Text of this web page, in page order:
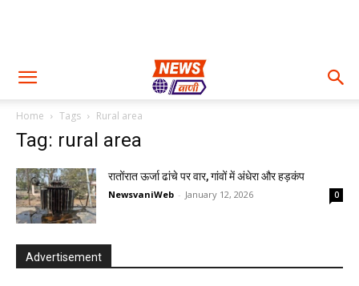
Home Tags Rural area
Tag: rural area
रातोंरात ऊर्जा ढांचे पर वार, गांवों में अंधेरा और हड़कंप
NewsvaniWeb - January 12, 2026 0
Advertisement